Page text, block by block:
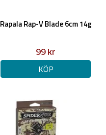
Rapala Rap-V Blade 6cm 14g
99 kr
KÖP